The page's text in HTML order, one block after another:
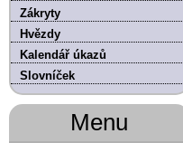
Zákryty
Hvězdy
Kalendář úkazů
Slovníček
Menu